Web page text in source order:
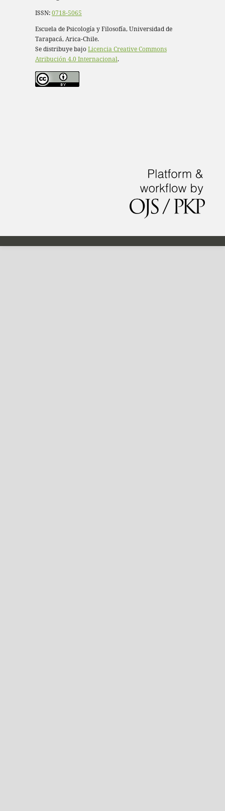
ISSN:0718-5065
Escuela de Psicología y Filosofía, Universidad de
Tarapacá, Arica-Chile.
Se distribuye bajoLicencia Creative Commons
Atribución 4.0 Internacional.